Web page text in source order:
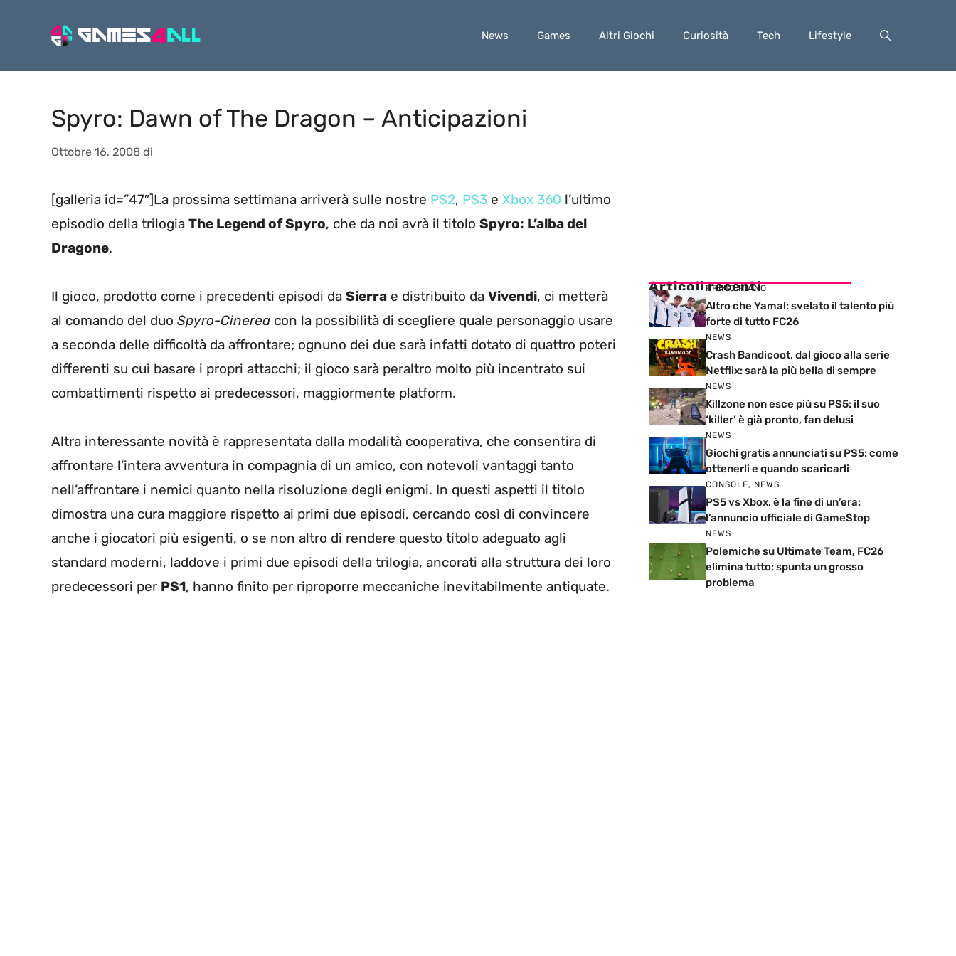
News Games Altri Giochi Curiosità Tech Lifestyle
Spyro: Dawn of The Dragon – Anticipazioni
Ottobre 16, 2008 di
[galleria id=”47″]La prossima settimana arriverà sulle nostre PS2, PS3 e Xbox 360 l’ultimo
episodio della trilogia The Legend of Spyro, che da noi avrà il titolo Spyro: L’alba del
Dragone.
Il gioco, prodotto come i precedenti episodi da Sierra e distribuito da Vivendi, ci metterà
al comando del duo Spyro-Cinerea con la possibilità di scegliere quale personaggio usare
a seconda delle difficoltà da affrontare; ognuno dei due sarà infatti dotato di quattro poteri
differenti su cui basare i propri attacchi; il gioco sarà peraltro molto più incentrato sui
combattimenti rispetto ai predecessori, maggiormente platform.
Altra interessante novità è rappresentata dalla modalità cooperativa, che consentira di
affrontare l’intera avventura in compagnia di un amico, con notevoli vantaggi tanto
nell’affrontare i nemici quanto nella risoluzione degli enigmi. In questi aspetti il titolo
dimostra una cura maggiore rispetto ai primi due episodi, cercando così di convincere
anche i giocatori più esigenti, o se non altro di rendere questo titolo adeguato agli
standard moderni, laddove i primi due episodi della trilogia, ancorati alla struttura dei loro
predecessori per PS1, hanno finito per riproporre meccaniche inevitabilmente antiquate.
Articoli recenti
PRIMO PIANO
Altro che Yamal: svelato il talento più
forte di tutto FC26
NEWS
Crash Bandicoot, dal gioco alla serie
Netflix: sarà la più bella di sempre
NEWS
Killzone non esce più su PS5: il suo
‘killer’ è già pronto, fan delusi
NEWS
Giochi gratis annunciati su PS5: come
ottenerli e quando scaricarli
CONSOLE, NEWS
PS5 vs Xbox, è la fine di un’era:
l’annuncio ufficiale di GameStop
NEWS
Polemiche su Ultimate Team, FC26
elimina tutto: spunta un grosso
problema